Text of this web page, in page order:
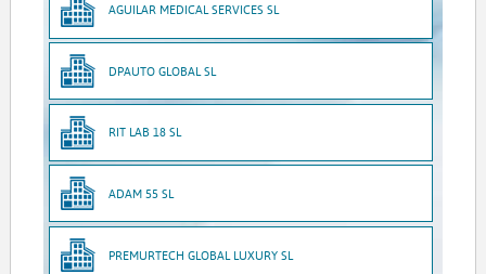
AGUILAR MEDICAL SERVICES SL
DPAUTO GLOBAL SL
RIT LAB 18 SL
ADAM 55 SL
PREMURTECH GLOBAL LUXURY SL